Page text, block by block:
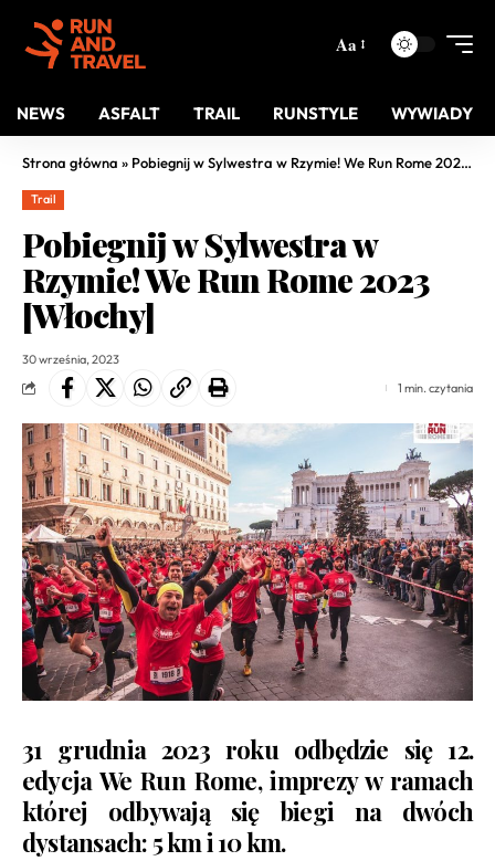
Aa
NEWS ASFALT TRAIL RUNSTYLE WYWIADY
Strona główna » Pobiegnij w Sylwestra w Rzymie! We Run Rome 2023 [Włochy]
Trail
Pobiegnij w Sylwestra w
Rzymie! We Run Rome 2023
[Włochy]
30 września, 2023
1 min. czytania
31 grudnia 2023 roku odbędzie się 12.
edycjaWe Run Rome, imprezy w ramach
której odbywają się biegi na dwóch
dystansach: 5 km i 10 km.